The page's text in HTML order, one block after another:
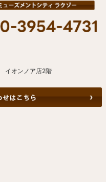
イオンノア店2階